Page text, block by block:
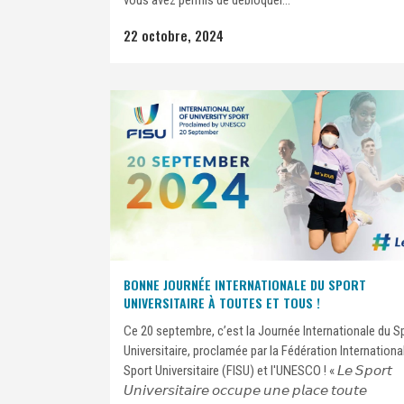
22 octobre, 2024
BONNE JOURNÉE INTERNATIONALE DU SPORT
UNIVERSITAIRE À TOUTES ET TOUS !
Ce 20 septembre, c’est la Journée Internationale du
Universitaire, proclamée par la Fédération
Sport Universitaire (FISU) et l'UNESCO ! « 𝘓𝘦 𝘚𝘱𝘰𝘳𝘵
𝘜𝘯𝘪𝘷𝘦𝘳𝘴𝘪𝘵𝘢𝘪𝘳𝘦 𝘰𝘤𝘤𝘶𝘱𝘦 𝘶𝘯𝘦 𝘱𝘭𝘢𝘤𝘦 𝘵𝘰𝘶𝘵𝘦